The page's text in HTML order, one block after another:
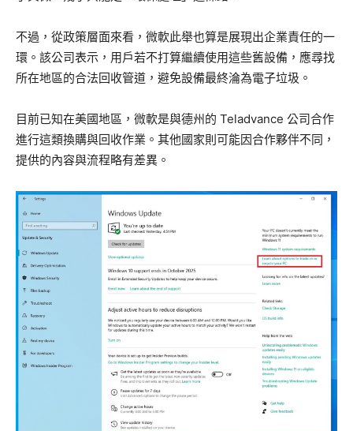
不過，從政策層面來看，微軟此舉也算是展現出企業責任的一
環。該公司表示，用戶若不打算繼續使用這些舊設備，應尋找
所在地區的合法回收管道，避免設備最終淪為電子垃圾。
目前已知在美國地區，微軟是與德州的 Teladvance 公司合作
進行這類換購與回收作業。其他國家則可能因合作夥伴不同，
提供的內容與流程略有差異。